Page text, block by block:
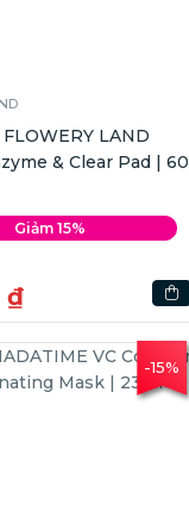
LAND
& Clear Pad | 60
Giảm 15%
₫
-15%